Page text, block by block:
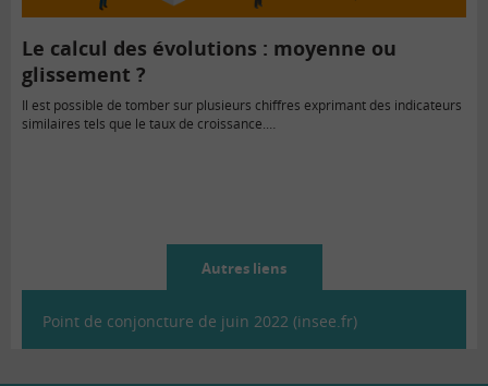
Le calcul des évolutions : moyenne ou
glissement ?
Il est possible de tomber sur plusieurs chiffres exprimant des indicateurs
similaires tels que le taux de croissance.…
Autres liens
Point de conjoncture de juin 2022 (insee.fr)